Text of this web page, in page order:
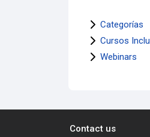
Categorías
Cursos
Webinars
Contact us